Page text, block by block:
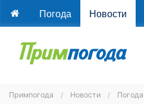
Погода Новости
Примпогода Новости Погода